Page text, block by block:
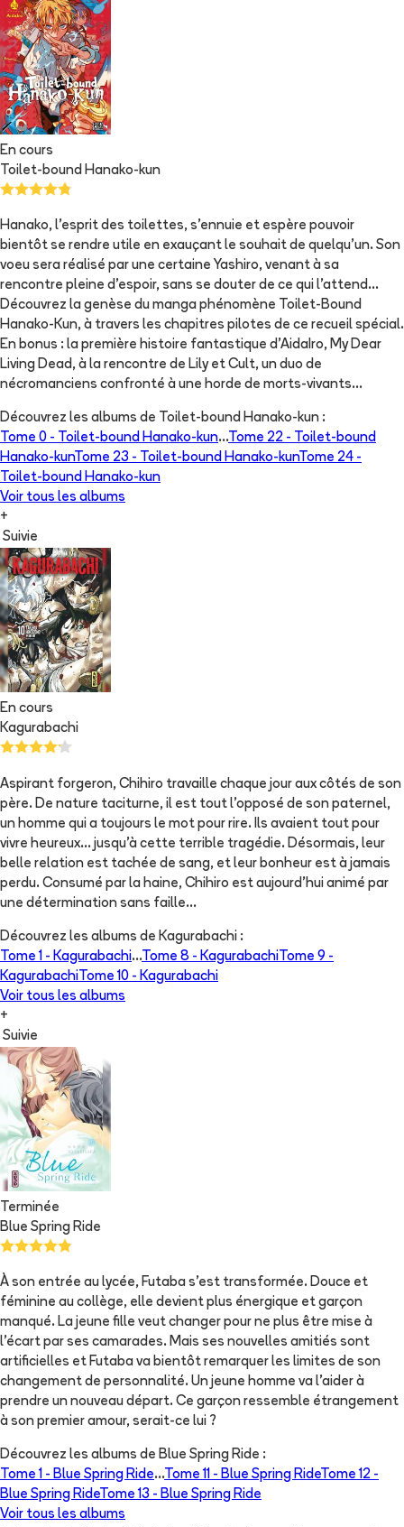
En cours
Toilet-bound Hanako-kun
Hanako, l’esprit des toilettes, s’ennuie et espère pouvoir
bientôt se rendre utile en exauçant le souhait de quelqu’un. Son
voeu sera réalisé par une certaine Yashiro, venant à sa
rencontre pleine d’espoir, sans se douter de ce qui l’attend…
Découvrez la genèse du manga phénomène Toilet-Bound
Hanako-Kun, à travers les chapitres pilotes de ce recueil spécial.
En bonus : la première histoire fantastique d’AidaIro, My Dear
Living Dead, à la rencontre de Lily et Cult, un duo de
nécromanciens confronté à une horde de morts-vivants...
Découvrez les albums de Toilet-bound Hanako-kun :
Tome 0 - Toilet-bound Hanako-kun...Tome 22 - Toilet-bound
Hanako-kunTome 23 - Toilet-bound Hanako-kunTome 24 -
Toilet-bound Hanako-kun
Voir tous les albums
+
Suivie
En cours
Kagurabachi
Aspirant forgeron, Chihiro travaille chaque jour aux côtés de son
père. De nature taciturne, il est tout l'opposé de son paternel,
un homme qui a toujours le mot pour rire. Ils avaient tout pour
vivre heureux... jusqu'à cette terrible tragédie. Désormais, leur
belle relation est tachée de sang, et leur bonheur est à jamais
perdu. Consumé par la haine, Chihiro est aujourd'hui animé par
une détermination sans faille...
Découvrez les albums de Kagurabachi :
Tome 1 - Kagurabachi...Tome 8 - Kagurabachi Tome 9 -
Kagurabachi Tome 10 - Kagurabachi
Voir tous les albums
+
Suivie
Terminée
Blue Spring Ride
À son entrée au lycée, Futaba s'est transformée. Douce et
féminine au collège, elle devient plus énergique et garçon
manqué. La jeune fille veut changer pour ne plus être mise à
l'écart par ses camarades. Mais ses nouvelles amitiés sont
artificielles et Futaba va bientôt remarquer les limites de son
changement de personnalité. Un jeune homme va l'aider à
prendre un nouveau départ. Ce garçon ressemble étrangement
à son premier amour, serait-ce lui ?
Découvrez les albums de Blue Spring Ride :
Tome 1 - Blue Spring Ride...Tome 11 - Blue Spring RideTome 12 -
Blue Spring RideTome 13 - Blue Spring Ride
Voir tous les albums